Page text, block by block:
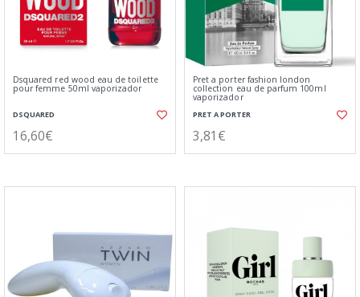
Dsquared red wood eau de toilette
pour femme 50ml vaporizador
DSQUARED
16,60€
Pret a porter fashion london
collection eau de parfum 100ml
vaporizador
PRET A PORTER
3,81€